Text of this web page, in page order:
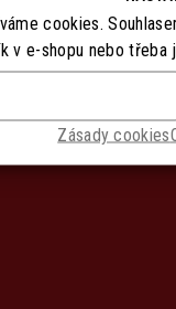
cookies.
v e-shopu nebo třeba
Zásady cookies